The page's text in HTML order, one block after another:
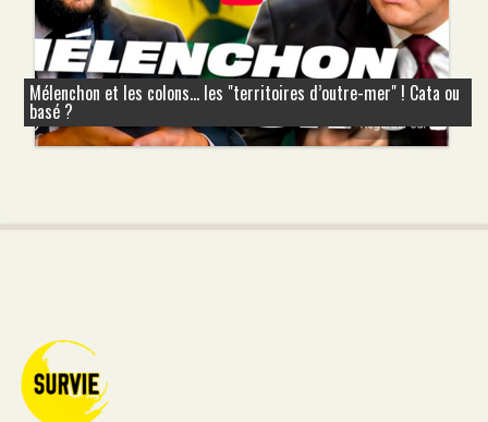
Mélenchon et les colons... les "territoires d’outre-mer" ! Cata ou
basé ?